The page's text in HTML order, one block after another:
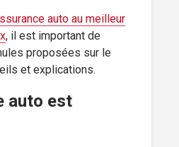
auto au meilleur
, il est important de
proposées sur le
et explications.
auto est